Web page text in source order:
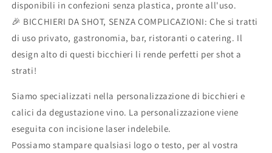
disponibili in confezioni senza plastica, pronte all'uso.
🎉 BICCHIERI DA SHOT, SENZA COMPLICAZIONI: Che si tratti
di uso privato, gastronomia, bar, ristoranti o catering. Il
design alto di questi bicchieri li rende perfetti per shot a
strati!
Siamo specializzati nella personalizzazione di bicchieri e
calici da degustazione vino. La personalizzazione viene
eseguita con incisione laser indelebile.
Possiamo stampare qualsiasi logo o testo, per al vostra